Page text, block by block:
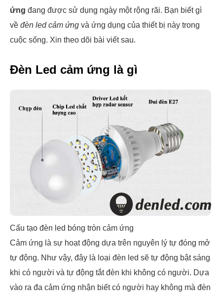
ứng đang được sử dụng ngày một rộng rãi. Bạn biết gì
về đèn led cảm ứng và ứng dụng của thiết bị này trong
cuộc sống. Xin theo dõi bài viết sau.
Đèn Led cảm ứng là gì
Cấu tạo đèn led bóng tròn cảm ứng
Cảm ứng là sự hoạt động dựa trên nguyên lý tự đóng mở
tự động. Như vậy, đây là loại đèn led sẽ tự động bật sáng
khi có người và tự động tắt đèn khi không có người. Dựa
vào ra đa cảm ứng nhận biết có người hay không mà đèn